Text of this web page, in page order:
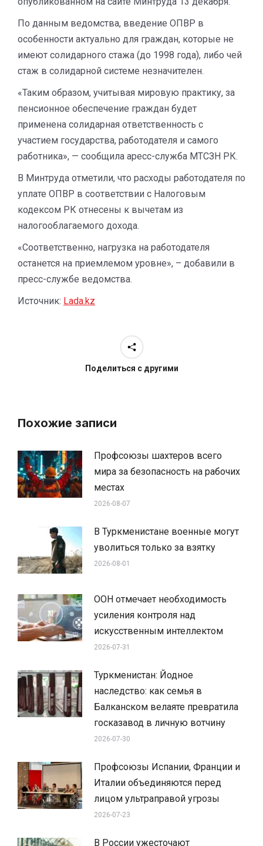
По данным ведомства, введение ОПВР в
особенности актуально для граждан, которые не
имеют солидарного стажа (до 1998 года), либо чей
стаж в солидарной системе незначителен.
«Таким образом, учитывая мировую практику, за
пенсионное обеспечение граждан будет
применена солидарная ответственность с
участием государства, работодателя и самого
работника», — сообщила аресс-служба МТСЗН РК.
В Минтруда отметили, что расходы работодателя по
уплате ОПВР в соответствии с Налоговым
кодексом РК отнесены к вычетам из
налогооблагаемого дохода.
«Соответственно, нагрузка на работодателя
останется на приемлемом уровне», – добавили в
пресс-службе ведомства.
Источник: Lada.kz
Поделиться с другими
Похожие записи
Профсоюзы шахтеров всего
мира за безопасность на рабочих
местах
2026-08-07
В Туркменистане военные могут
уволиться только за взятку
2026-08-01
ООН отмечает необходимость
усиления контроля над
искусственным интеллектом
2026-07-31
Туркменистан: Йодное
наследство: как семья в
Балканском велаяте превратила
госказавод в личную вотчину
2026-07-30
Профсоюзы Испании, Франции и
Италии объединяются перед
лицом ультраправой угрозы
2026-07-23
В России ужесточают